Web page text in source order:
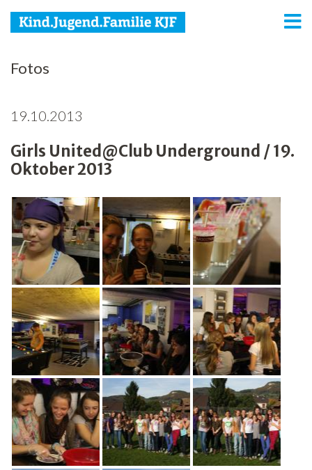
KJF
Jugend
Familie
Agenda
Netzwerk
Spenden
Jobs
Freiwilligenarbeit
News
Newsletter
Fotos
19.10.2013
Girls United@Club Underground / 19.
Oktober 2013